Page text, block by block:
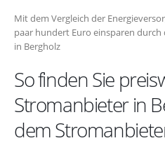
Mit dem Vergleich der
paar hundert Euro einsparen
in Bergholz
So finden Sie
Stromanbieter in
dem